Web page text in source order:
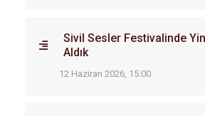
Sivil Sesler Festivalinde
Aldık
12 Haziran 2026, 15:00